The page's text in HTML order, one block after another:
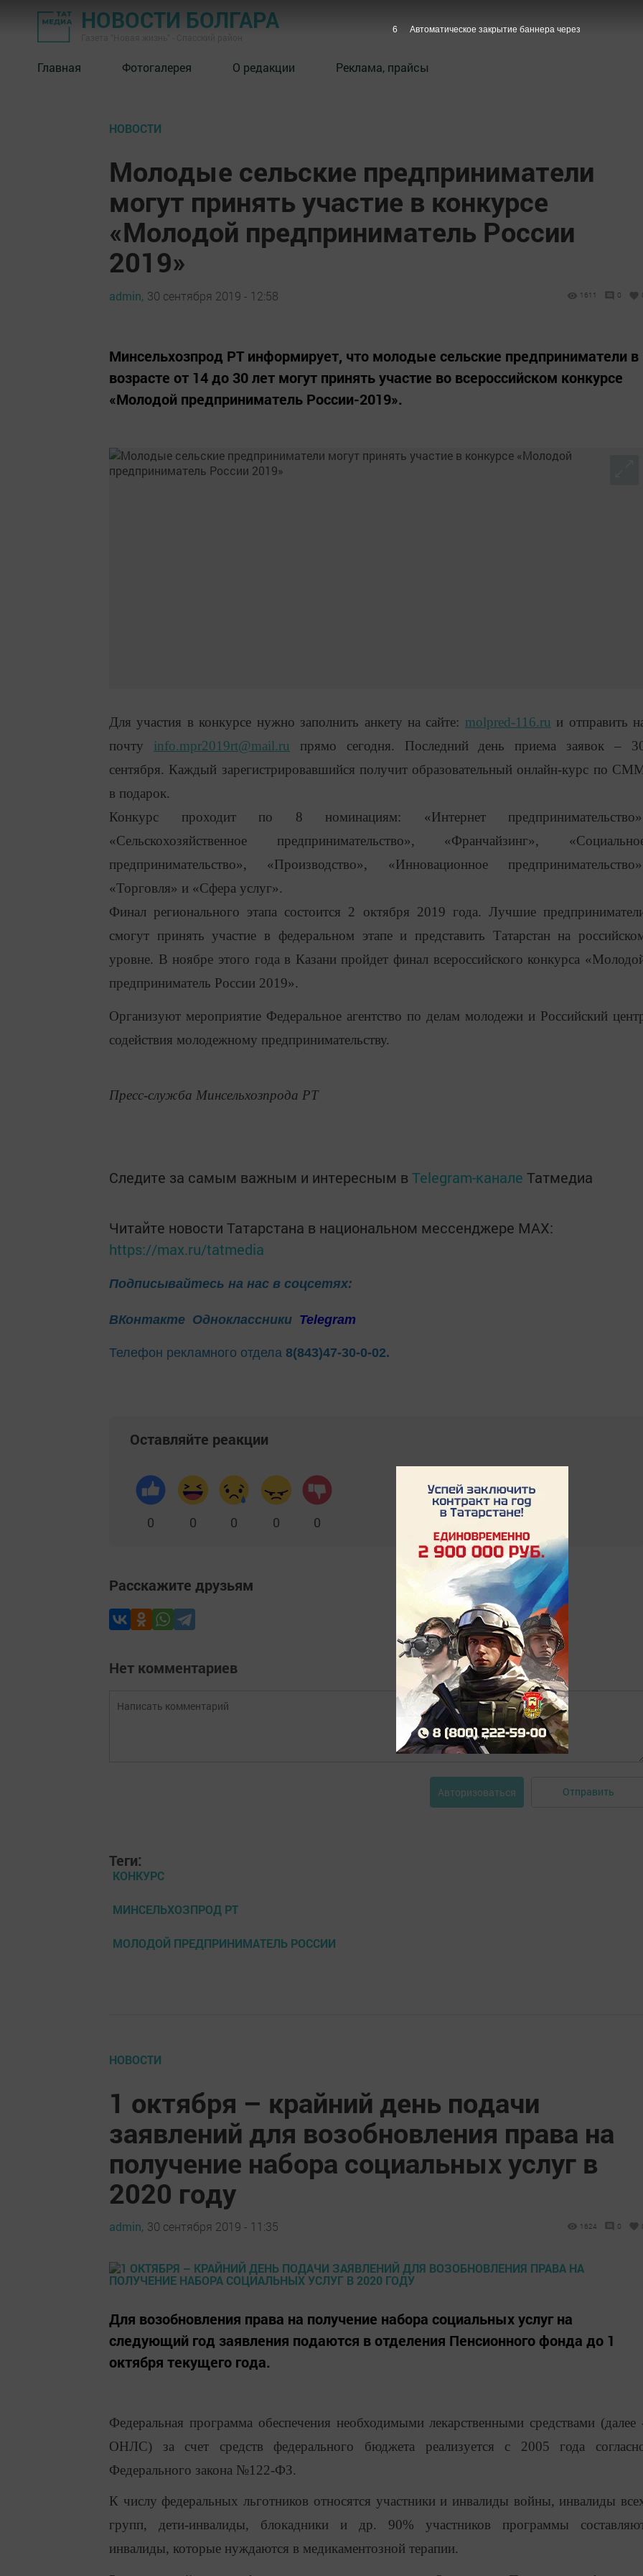
НОВОСТИ БОЛГАРА
Главная Фотогалерея О редакции Реклама, прайсы
НОВОСТИ
Молодые сельские предприниматели
могут принять участие в конкурсе
«Молодой предприниматель России
2019»
admin, 30 сентября 2019 - 12:58 1611 0
Минсельхозпрод РТ информирует, что молодые сельские предприниматели в
возрасте от 14 до 30 лет могут принять участие во всероссийском конкурсе
«Молодой предприниматель России-2019».
Для участия в конкурсе нужно заполнить анкету на сайте: molpred-116.ru и отправить
почту info.mpr2019rt@mail.ru прямо сегодня. Последний день приема заявок –
сентября. Каждый зарегистрировавшийся получит образовательный онлайн-курс по
в подарок.
Конкурс проходит по 8 номинациям: «Интернет
«Сельскохозяйственное предпринимательство», «Франчайзинг»,
предпринимательство», «Производство», «Инновационное
«Торговля» и «Сфера услуг».
Финал регионального этапа состоится 2 октября 2019 года. Лучшие
смогут принять участие в федеральном этапе и представить Татарстан на
уровне. В ноябре этого года в Казани пройдет финал всероссийского конкурса
предприниматель России 2019».
Организуют мероприятие Федеральное агентство по делам молодежи и Российский
содействия молодежному предпринимательству.
Пресс-служба Минсельхозпрода РТ
Следите за самым важным и интересным в Telegram-канале Татмедиа
Читайте новости Татарстана в национальном мессенджере MАХ:
https://max.ru/tatmedia
Подписывайтесь на нас в соцсетях:
ВКонтакте Одноклассники Telegram
Телефон рекламного отдела 8(843)47-30-0-02.
Оставляйте реакции
0 0 0 0 0
Расскажите друзьям
Нет комментариев
Авторизоваться Отправить
Теги:
КОНКУРС
МИНСЕЛЬХОЗПРОД РТ
МОЛОДОЙ ПРЕДПРИНИМАТЕЛЬ РОССИИ
НОВОСТИ
1 октября – крайний день подачи
заявлений для возобновления права на
получение набора социальных услуг в
2020 году
admin, 30 сентября 2019 - 11:35 1624 0
Для возобновления права на получение набора социальных услуг на
следующий год заявления подаются в отделения Пенсионного фонда до 1
октября текущего года.
Федеральная программа обеспечения необходимыми лекарственными средствами (далее
ОНЛС) за счет средств федерального бюджета реализуется с 2005 года
Федерального закона №122-ФЗ.
К числу федеральных льготников относятся участники и инвалиды войны, инвалиды
групп, дети-инвалиды, блокадники и др. 90% участников программы
инвалиды, которые нуждаются в медикаментозной терапии.
5 Автоматическое закрытие баннера через